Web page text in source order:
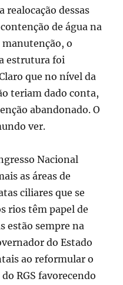
realocação dessas
de água na
manutenção, o
estrutura foi
que no nível da
teriam dado conta,
abandonado. O
ver.
Nacional
as áreas de
ciliares que se
rios têm papel de
estão sempre na
do Estado
ao reformular o
RGS favorecendo